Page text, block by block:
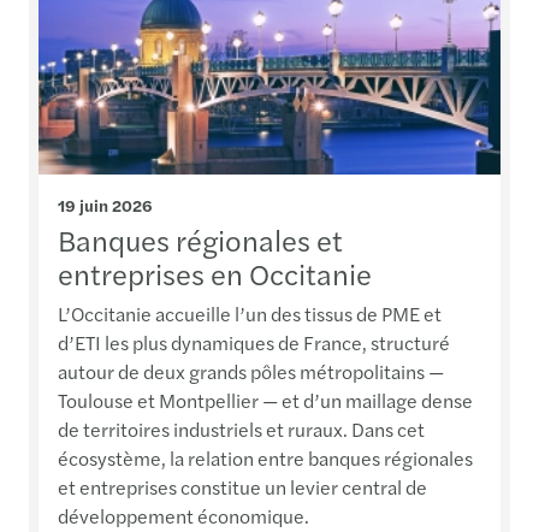
19 juin 2026
Banques régionales et
entreprises en Occitanie
L’Occitanie accueille l’un des tissus de PME et
d’ETI les plus dynamiques de France, structuré
autour de deux grands pôles métropolitains —
Toulouse et Montpellier — et d’un maillage dense
de territoires industriels et ruraux. Dans cet
écosystème, la relation entre banques régionales
et entreprises constitue un levier central de
développement économique.